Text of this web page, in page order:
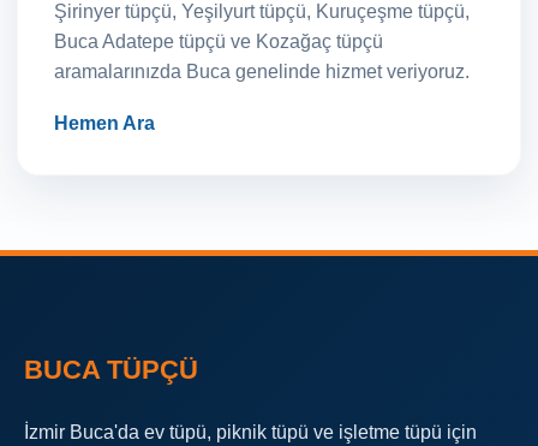
Şirinyer tüpçü, Yeşilyurt tüpçü, Kuruçeşme tüpçü,
Buca Adatepe tüpçü ve Kozağaç tüpçü
aramalarınızda Buca genelinde hizmet veriyoruz.
Hemen Ara
BUCA TÜPÇÜ
İzmir Buca'da ev tüpü, piknik tüpü ve işletme tüpü için